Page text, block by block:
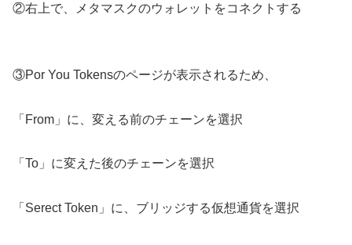
②右上で、メタマスクのウォレットをコネクトする
③Por You Tokensのページが表示されるため、
「From」に、変える前のチェーンを選択
「To」に変えた後のチェーンを選択
「Serect Token」に、ブリッジする仮想通貨を選択